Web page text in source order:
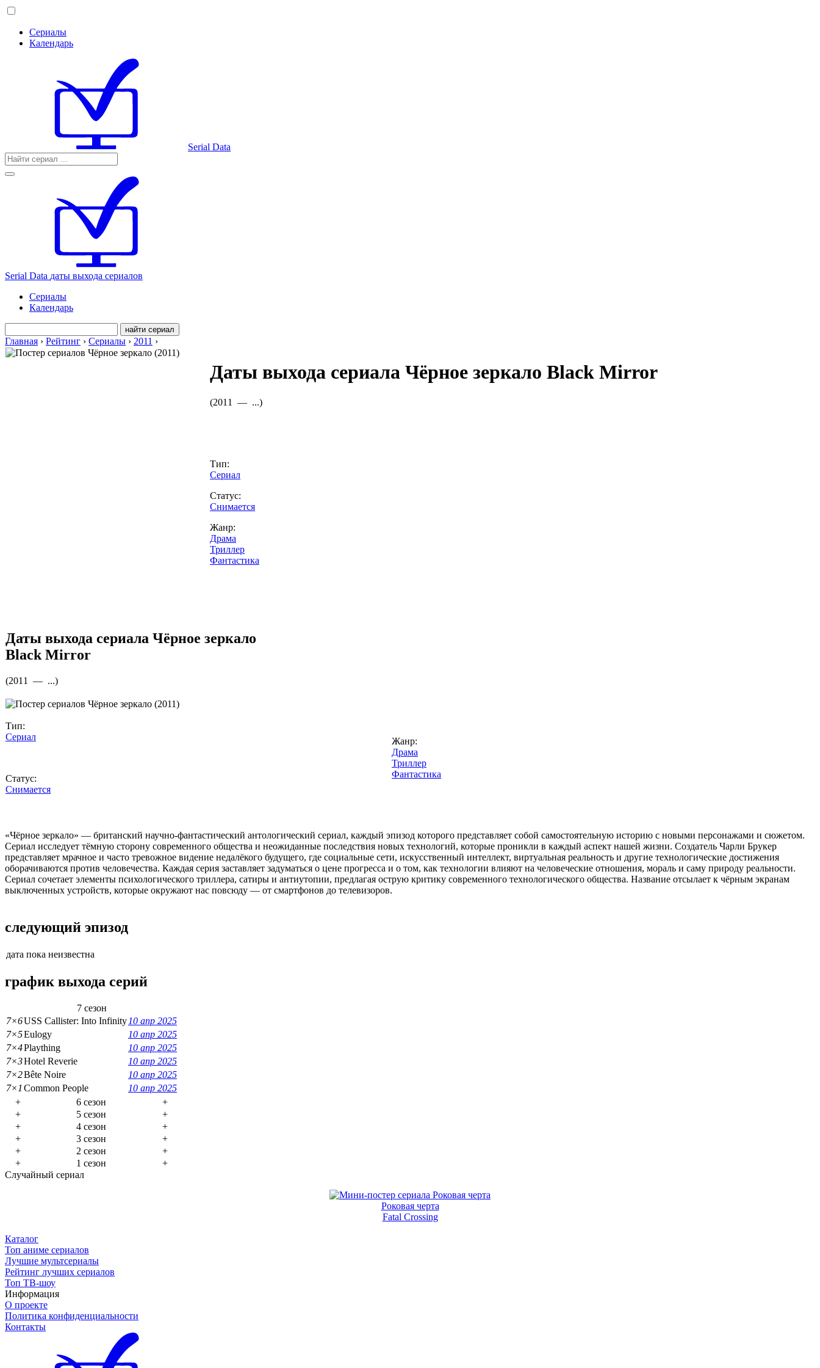
Сериалы
Календарь
Serial Data
Serial Data даты выхода сериалов
Сериалы
Календарь
Главная › Рейтинг › Сериалы › 2011 ›
Даты выхода сериала Чёрное зеркало Black Mirror
(2011 — ...)
Тип:
Сериал
Статус:
Снимается
Жанр:
Драма
Триллер
Фантастика
Даты выхода сериала Чёрное зеркало
Black Mirror
(2011 — ...)
Тип:
Сериал
Статус:
Снимается
Жанр:
Драма
Триллер
Фантастика
«Чёрное зеркало» — британский научно-фантастический антологический сериал, каждый эпизод которого представляет собой самостоятельную историю с новыми персонажами и сюжетом.
Сериал исследует тёмную сторону современного общества и неожиданные последствия новых технологий, которые проникли в каждый аспект нашей жизни. Создатель Чарли Брукер
представляет мрачное и часто тревожное видение недалёкого будущего, где социальные сети, искусственный интеллект, виртуальная реальность и другие технологические достижения
оборачиваются против человечества. Каждая серия заставляет задуматься о цене прогресса и о том, как технологии влияют на человеческие отношения, мораль и саму природу реальности.
Сериал сочетает элементы психологического триллера, сатиры и антиутопии, предлагая острую критику современного технологического общества. Название отсылает к чёрным экранам
выключенных устройств, которые окружают нас повсюду — от смартфонов до телевизоров.
следующий эпизод
дата пока неизвестна
график выхода серий
7 сезон
7×6USS Callister: Into Infinity 10 апр 2025
7×5Eulogy
10 апр 2025
7×4Plaything
10 апр 2025
7×3Hotel Reverie
10 апр 2025
7×2Bête Noire
10 апр 2025
7×1 Common People
10 апр 2025
+
6 сезон
+
+
5 сезон
+
+
4 сезон
+
+
3 сезон
+
+
2 сезон
+
+
1 сезон
+
Случайный сериал
Роковая черта
Fatal Crossing
Каталог
Топ аниме сериалов
Лучшие мультсериалы
Рейтинг лучших сериалов
Топ ТВ-шоу
Информация
О проекте
Политика конфиденциальности
Контакты